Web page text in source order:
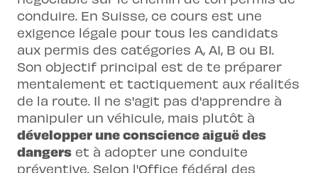
conduire. En Suisse, ce cours est une
exigence légale pour tous les candidats
aux permis des catégories A, A1, B ou B1.
Son objectif principal est de te préparer
mentalement et tactiquement aux réalités
de la route. Il ne s'agit pas d'apprendre à
manipuler un véhicule, mais plutôt à
développer une conscience aiguë des
dangers et à adopter une conduite
préventive. Selon l'Office fédéral des